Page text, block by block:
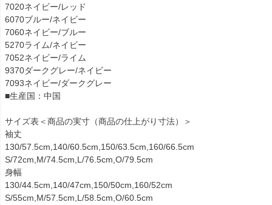
7020ネイビー/レッド
6070ブルー/ネイビー
7060ネイビー/ブルー
5270ライム/ネイビー
7052ネイビー/ライム
9370ダークグレー/ネイビー
7093ネイビー/ダークグレー
■生産国：中国
サイズ表＜商品の実寸（商品の仕上がり寸法）＞
袖丈
130/57.5cm,140/60.5cm,150/63.5cm,160/66.5cm
S/72cm,M/74.5cm,L/76.5cm,O/79.5cm
身幅
130/44.5cm,140/47cm,150/50cm,160/52cm
S/55cm,M/57.5cm,L/58.5cm,O/60.5cm